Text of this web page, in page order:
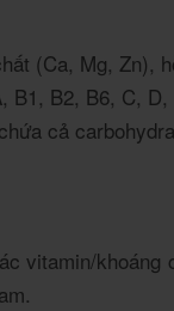
(Ca, Mg, Zn),
B1, B2, B6, C,
cả
vitamin/